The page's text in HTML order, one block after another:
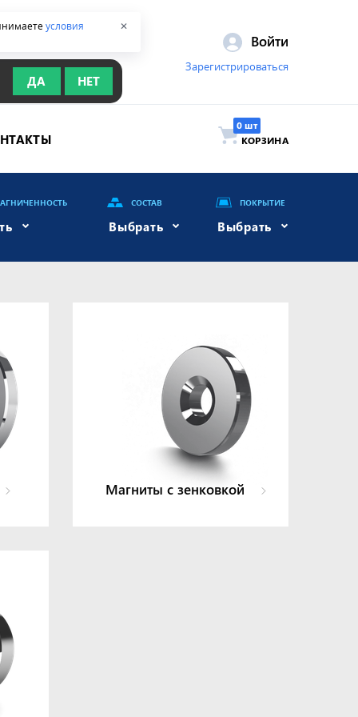
условия ✕
ДА НЕТ
Войти
Зарегистрироваться
КОРЗИНА
СОСТАВ
Выбрать
ПОКРЫТИЕ
Выбрать
Магниты с зенковкой